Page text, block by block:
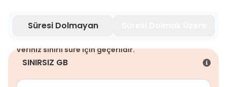
Süresi Dolmayan
Veriniz sınırlı süre için geçerlidir.
SINIRSIZ GB